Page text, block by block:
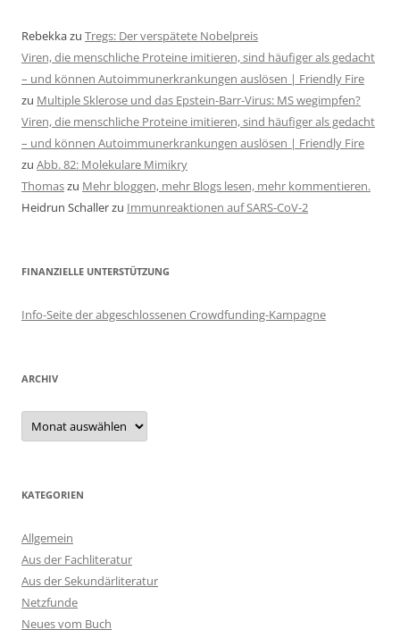
Rebekkazu Tregs: Der verspätete Nobelpreis
Viren, die menschliche Proteine imitieren, sind häufiger als gedacht
– und können Autoimmunerkrankungen auslösen | Friendly Fire
zu Multiple Sklerose und das Epstein-Barr-Virus: MS wegimpfen?
Viren, die menschliche Proteine imitieren, sind häufiger als gedacht
– und können Autoimmunerkrankungen auslösen | Friendly Fire
zu Abb. 82: Molekulare Mimikry
Thomaszu Mehr bloggen, mehr Blogs lesen, mehr kommentieren.
Heidrun Schallerzu Immunreaktionen auf SARS-CoV-2
FINANZIELLE UNTERSTÜTZUNG
Info-Seite der abgeschlossenen Crowdfunding-Kampagne
ARCHIV
Archiv
KATEGORIEN
Allgemein
Aus der Fachliteratur
Aus der Sekundärliteratur
Netzfunde
Neues vom Buch